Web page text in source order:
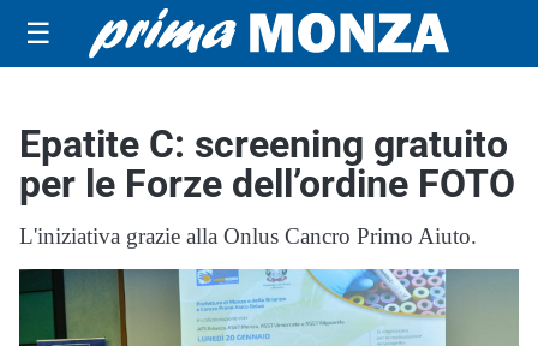
☰
Epatite C: screening gratuito
per le Forze dell’ordine FOTO
L'iniziativa grazie alla Onlus Cancro Primo Aiuto.